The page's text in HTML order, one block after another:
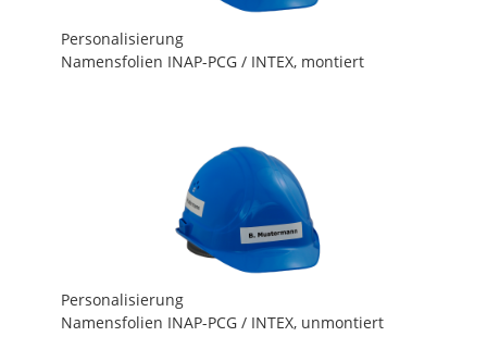
Personalisierung
Namensfolien INAP-PCG / INTEX, montiert
Personalisierung
Namensfolien INAP-PCG / INTEX, unmontiert